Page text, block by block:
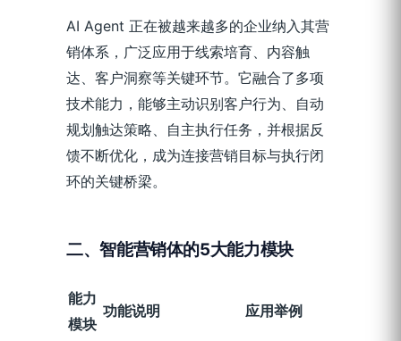
AI Agent 正在被越来越多的企业纳入其营
销体系，广泛应用于线索培育、内容触
达、客户洞察等关键环节。它融合了多项
技术能力，能够主动识别客户行为、自动
规划触达策略、自主执行任务，并根据反
馈不断优化，成为连接营销目标与执行闭
环的关键桥梁。
二、智能营销体的5大能力模块
能力
模块
功能说明 应用举例